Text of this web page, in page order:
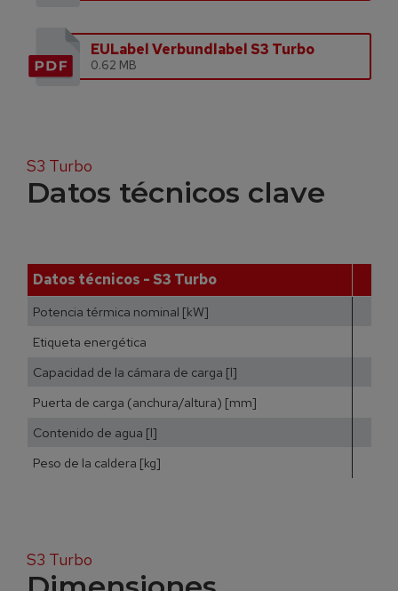
EULabel Verbundlabel S3 Turbo
0.62 MB
S3 Turbo
Datos técnicos clave
Datos técnicos - S3 Turbo
Potencia térmica nominal [kW]
Etiqueta energética
Capacidad de la cámara de carga [l]
Puerta de carga (anchura/altura) [mm]
Contenido de agua [l]
Peso de la caldera [kg]
S3 Turbo